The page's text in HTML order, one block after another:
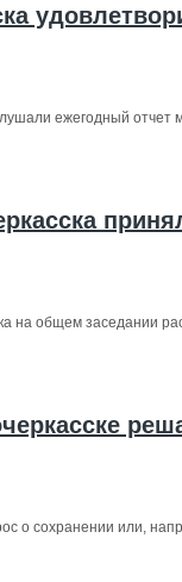
ежегодный отчет
на общем заседании
о сохранении или,